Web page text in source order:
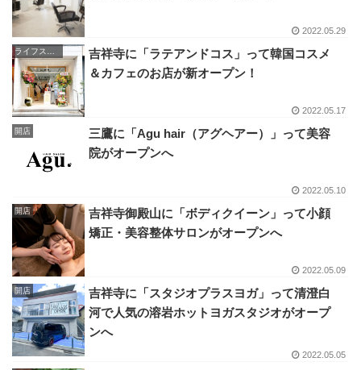
2022.05.29
吉祥寺に「ラテアンドコス」って韓国コスメ
＆カフェのお店が新オープン！
2022.05.17
開店
三鷹に「Agu hair（アグヘアー）」って美容
院がオープンへ
2022.05.10
開店
吉祥寺御殿山に「ボディクイーン」って小顔
矯正・美容整体サロンがオープンへ
2022.05.09
開店
吉祥寺に「スタジオプラスヨガ」って清澄白
河で人気の溶岩ホットヨガスタジオがオープ
ンへ
2022.05.05